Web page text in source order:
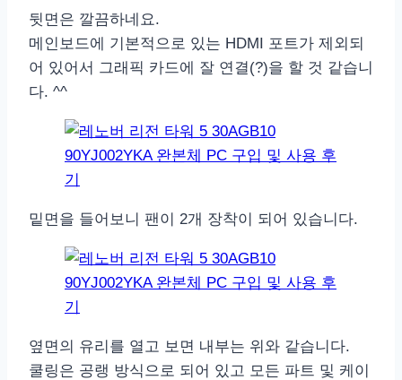
뒷면은 깔끔하네요.
메인보드에 기본적으로 있는 HDMI 포트가 제외되
어 있어서 그래픽 카드에 잘 연결(?)을 할 것 같습니
다. ^^
밑면을 들어보니 팬이 2개 장착이 되어 있습니다.
옆면의 유리를 열고 보면 내부는 위와 같습니다.
쿨링은 공랭 방식으로 되어 있고 모든 파트 및 케이